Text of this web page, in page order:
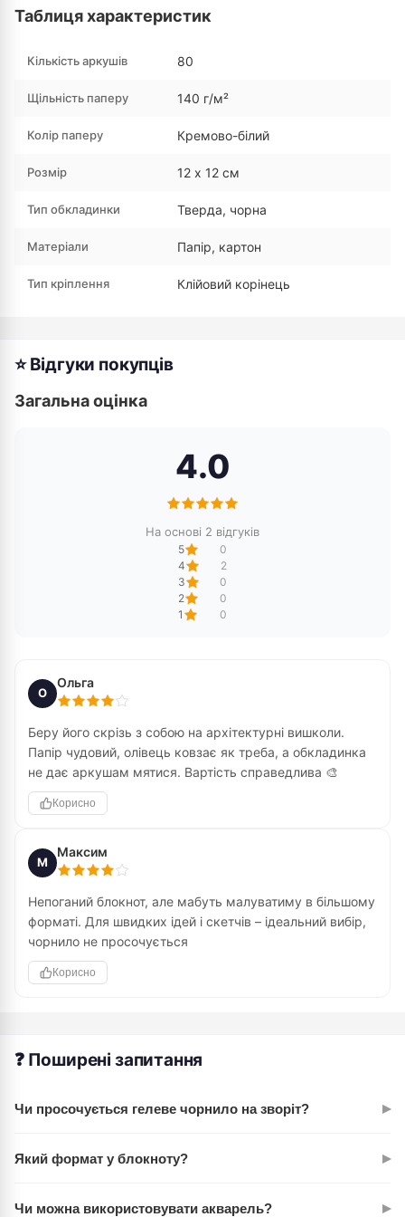
Таблиця характеристик
Кількість аркушів 80
Щільність паперу 140 г/м²
Колір паперу Кремово-білий
Розмір 12 х 12 см
Тип обкладинки Тверда, чорна
Матеріали Папір, картон
Тип кріплення Клійовий корінець
⭐ Відгуки покупців
Загальна оцінка
4.0
На основі 2 відгуків
5
0
4
2
3
0
2
0
1
0
О
Ольга
Беру його скрізь з собою на архітектурні вишколи.
Папір чудовий, олівець ковзає як треба, а обкладинка
не дає аркушам мятися. Вартість справедлива 🎨
Корисно
М
Максим
Непоганий блокнот, але мабуть малуватиму в більшому
форматі. Для швидких ідей і скетчів – ідеальний вибір,
чорнило не просочується
Корисно
❓ Поширені запитання
Чи просочується гелеве чорнило на зворіт? ▸
чорнило – зворіт залишається чистим. Перевірено на всіх
Який формат у блокноту? ▸
портативності й одночасно достатній для повноцінних
Чи можна використовувати акварель? ▸